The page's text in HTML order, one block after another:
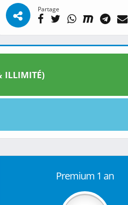
Partage
ILLIMITÉ)
Premium 1 an